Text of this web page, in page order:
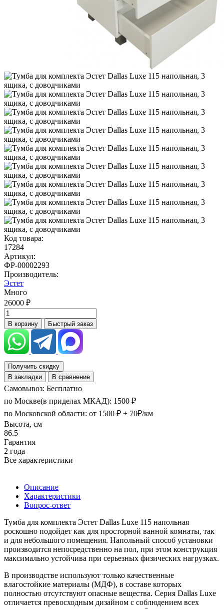
Код товара:
17284
Артикул:
ФР-00002293
Производитель:
Эстет
Много
26000 ₽
В корзину Быстрый заказ
Получить скидку
В закладки
В сравнение
Самовывоз: Бесплатно
по Москве(в приделах МКАД): 1500 ₽
по Московской области: от 1500 ₽ + 70₽/км
Высота, см
86.5
Гарантия
2 года
Все характеристики
Описание
Характеристики
Вопрос-ответ
Тумба для комплекта Эстет Dallas Luxe 115 напольная
роскошно подойдет как для просторной ванной комнаты, так
и для небольшого помещения. Напольный способ установки
производится непосредственно на пол, при этом конструкция
максимально устойчива при серьезных физических нагрузках.
В производстве используют только качественные
влагостойкие материалы (МДФ), в составе которых
полностью отсутствуют опасные вещества. Серия Dallas Luxe
отличается превосходным дизайном с соблюдением всех